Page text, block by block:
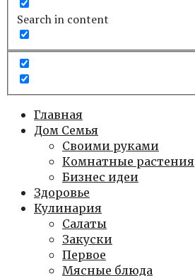
Search in content
Главная
Дом Семья
Своими руками
Комнатные растения
Бизнес идеи
Здоровье
Кулинария
Салаты
Закуски
Первое
Мясные блюда